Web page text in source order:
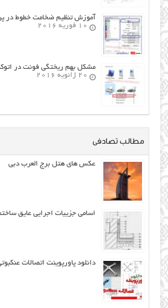
آموزش تنظیم ضخامت خطوط در
10 فوریه 2016
مشکل بهم ریختگی فونت در
20 ژانویه 2016
مطالب تصادفی
عکس های هتل برج العرب دبی
اسامی جزیيات اجرايي عايق
دانلود پاورپوینت اتصالات